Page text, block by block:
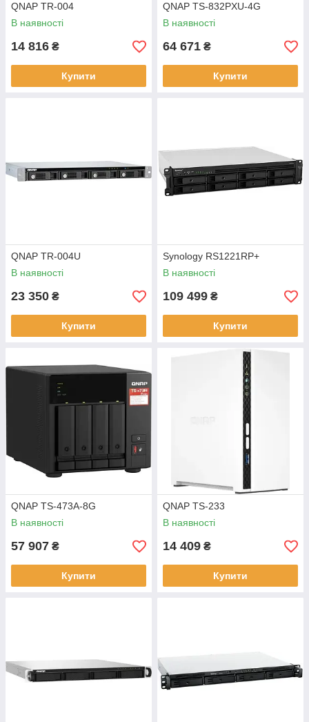
QNAP TR-004
В наявності
14 816 ₴
Купити
QNAP TS-832PXU-4G
В наявності
64 671 ₴
Купити
QNAP TR-004U
В наявності
23 350 ₴
Купити
Synology RS1221RP+
В наявності
109 499 ₴
Купити
QNAP TS-473A-8G
В наявності
57 907 ₴
Купити
QNAP TS-233
В наявності
14 409 ₴
Купити